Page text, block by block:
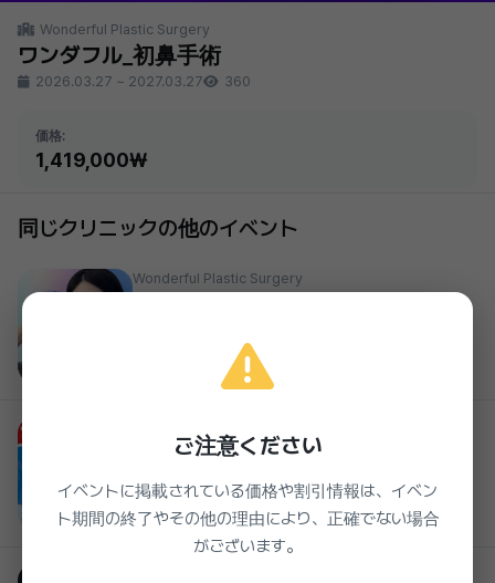
Wonderful Plastic Surgery
ワンダフル_初鼻手術
2026.03.27 ~ 2027.03.27 360
価格:
1,419,000₩
同じクリニックの他のイベント
Wonderful Plastic Surgery
2026.03.27 ~ 2027.03.27
ワンダフル ボトックス
2026.03.27 ~ 2027.03.27
ご注意ください
イベントに掲載されている価格や割引情報は、イベン
ト期間の終了やその他の理由により、正確でない場合
がございます。